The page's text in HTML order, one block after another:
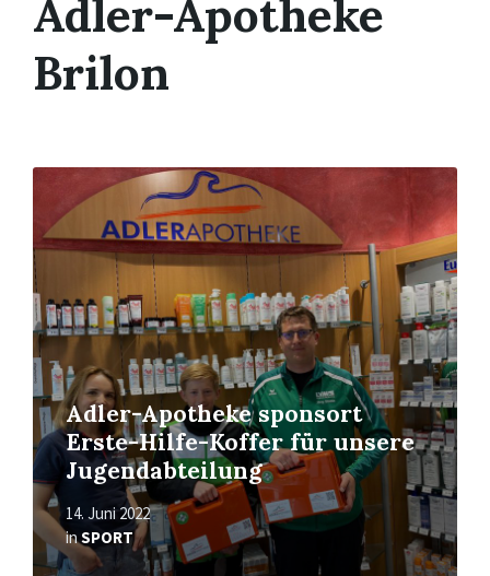
Adler-Apotheke
Brilon
Adler-Apotheke sponsort
Erste-Hilfe-Koffer für unsere
Jugendabteilung
14. Juni 2022
inSPORT
Mehr
erfahren